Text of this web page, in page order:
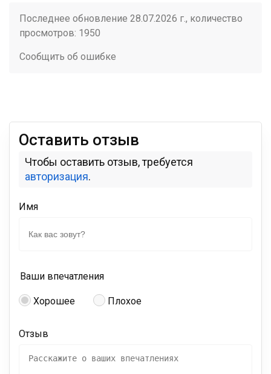
Последнее обновление 28.07.2026 г., количество
просмотров: 1950
Сообщить об ошибке
Оставить отзыв
Чтобы оставить отзыв, требуется
авторизация.
Имя
Ваши впечатления
Хорошее Плохое
Отзыв